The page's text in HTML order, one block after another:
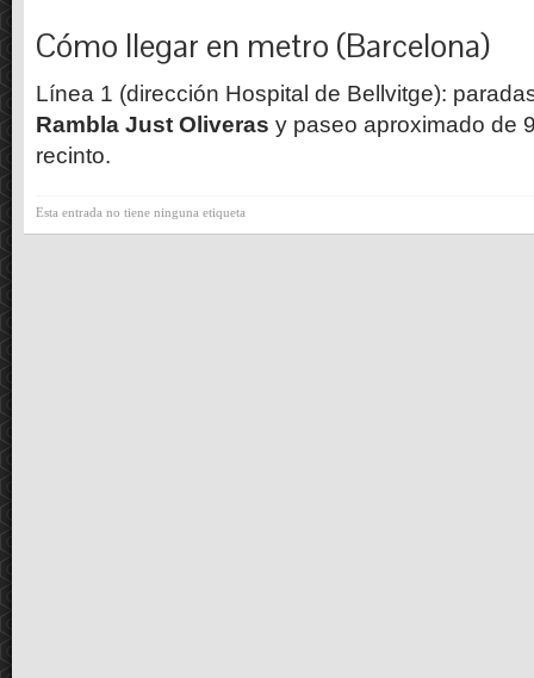
Cómo llegar en metro (Barcelona)
Línea 1 (dirección Hospital de Bellvitge):
Rambla Just Oliveras y paseo aproximado de
recinto.
Esta entrada no tiene ninguna etiqueta